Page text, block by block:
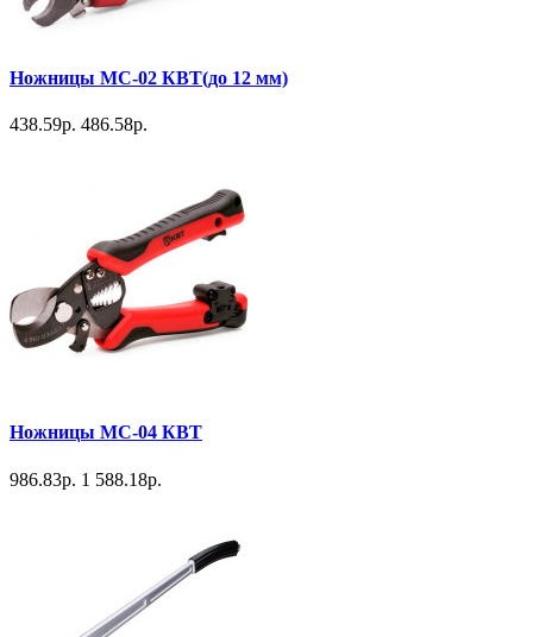
Ножницы МС-02 КВТ(до 12 мм)
438.59р. 486.58р.
Ножницы МС-04 КВТ
986.83р. 1 588.18р.